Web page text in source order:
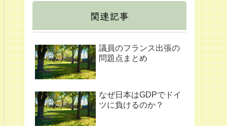
関連記事
議員のフランス出張の
問題点まとめ
なぜ日本はGDPでドイ
ツに負けるのか？